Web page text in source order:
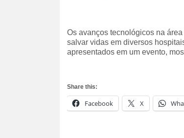
Os avanços tecnológicos na
salvar vidas em diversos
apresentados em um evento,
Share this:
Facebook X